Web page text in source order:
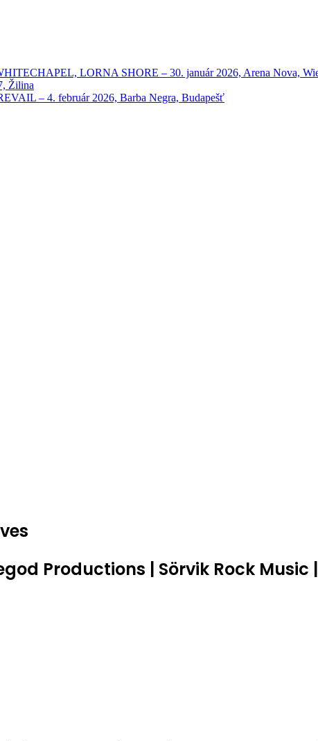
LORNA SHORE – 30. január 2026, Arena Nova,
Žilina
– 4. február 2026, Barba Negra, Budapešť
Productions | Sörvik Rock Music |